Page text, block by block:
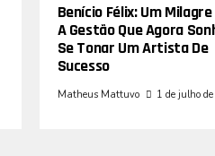
Benício Félix: Um
A Gestão Que Agora
Se Tonar Um Artista De
Sucesso
Matheus Mattuvo 1 de julho